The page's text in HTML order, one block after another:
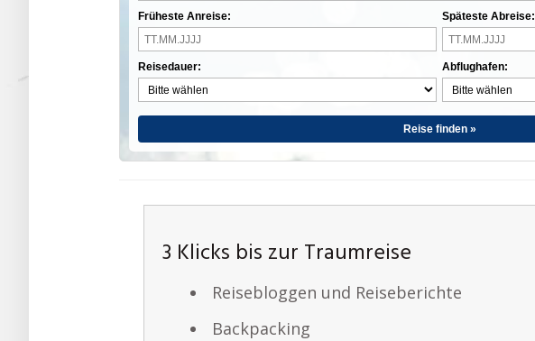
Früheste Anreise:
Reisedauer:
Späteste Abreise:
Abflughafen:
Reise finden »
3 Klicks bis zur Traumreise
Reisebloggen und Reiseberichte
Backpacking